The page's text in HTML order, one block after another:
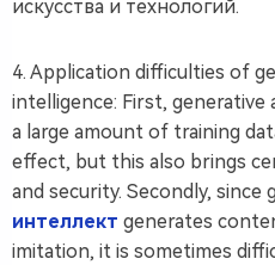
искусства и технологий.
4. Application difficulties of
intelligence: First, generative
a large amount of training
effect, but this also brings
and security. Secondly, since
интеллект generates
imitation, it is sometimes